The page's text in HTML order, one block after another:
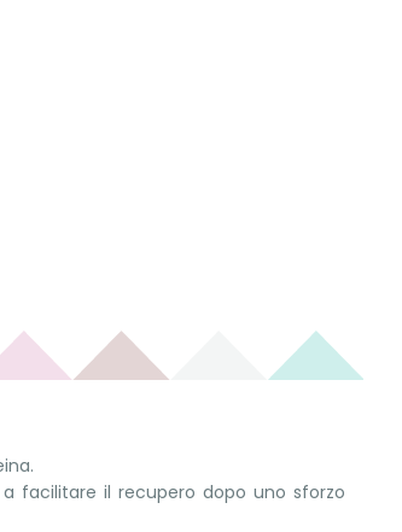
facilitare il recupero dopo uno sforzo